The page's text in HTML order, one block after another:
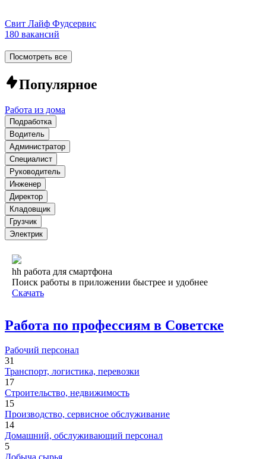
Свит Лайф Фудсервис
180 вакансий
Посмотреть все
Популярное
Работа из дома
Подработка
Водитель
Администратор
Специалист
Руководитель
Инженер
Директор
Кладовщик
Грузчик
Электрик
hh работа для смартфона
Поиск работы в приложении быстрее и удобнее
Скачать
Работа по профессиям в Советске
Рабочий персонал
31
Транспорт, логистика, перевозки
17
Строительство, недвижимость
15
Производство, сервисное обслуживание
14
Домашний, обслуживающий персонал
5